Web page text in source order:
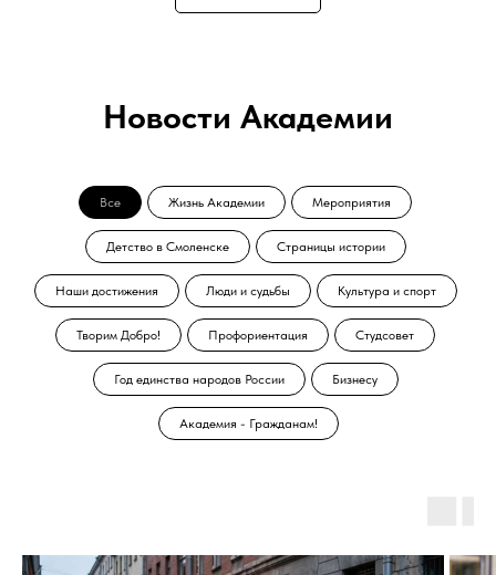
Новости Академии
Все Жизнь Академии Мероприятия
Детство в Смоленске Страницы истории
Наши достижения Люди и судьбы Культура и спорт
Творим Добро! Профориентация Студсовет
Год единства народов России Бизнесу
Академия - Гражданам!